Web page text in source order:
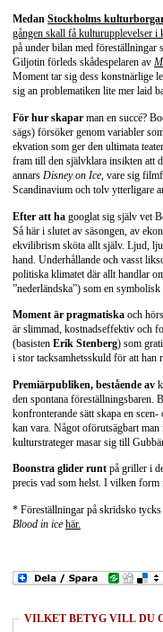
Medan Stockholms
gången skall få kulturupplevelser i
på under bilan med föreställningar
Giljotin förleds skådespelaren av
Moment tar sig dess konstnärlige
sig an problematiken lite mer laid
För hur skapar man en succé?
sägs) försöker genom variabler
ekvation som ger den ultimata
fram till den självklara insikten att
annars Disney on Ice, vare sig
Scandinavium och tolv ytterligare
Efter att ha googlat sig själv vet
Så här i slutet av säsongen, av
ekvilibrism sköta allt själv. Ljud,
hand. Underhållande och vasst
politiska klimatet där allt handlar
”nederländska”) som en
Moment är pragmatiska och
är slimmad, kostnadseffektiv och
(basisten Erik Stenberg) som
i stor tacksamhetsskuld för att han
Premiärpubliken, bestående av
den spontana föreställningsbaren.
konfronterande sätt skapa en
kan vara. Något oförutsägbart
kulturstrateger masar sig till
Boonstra glider runt på griller i
precis vad som helst. I vilken
* Föreställningar på skridsko tycks
Blood in ice här.
VILKET BETYG VILL DU